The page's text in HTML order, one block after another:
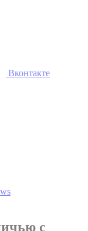
Вконтакте
с